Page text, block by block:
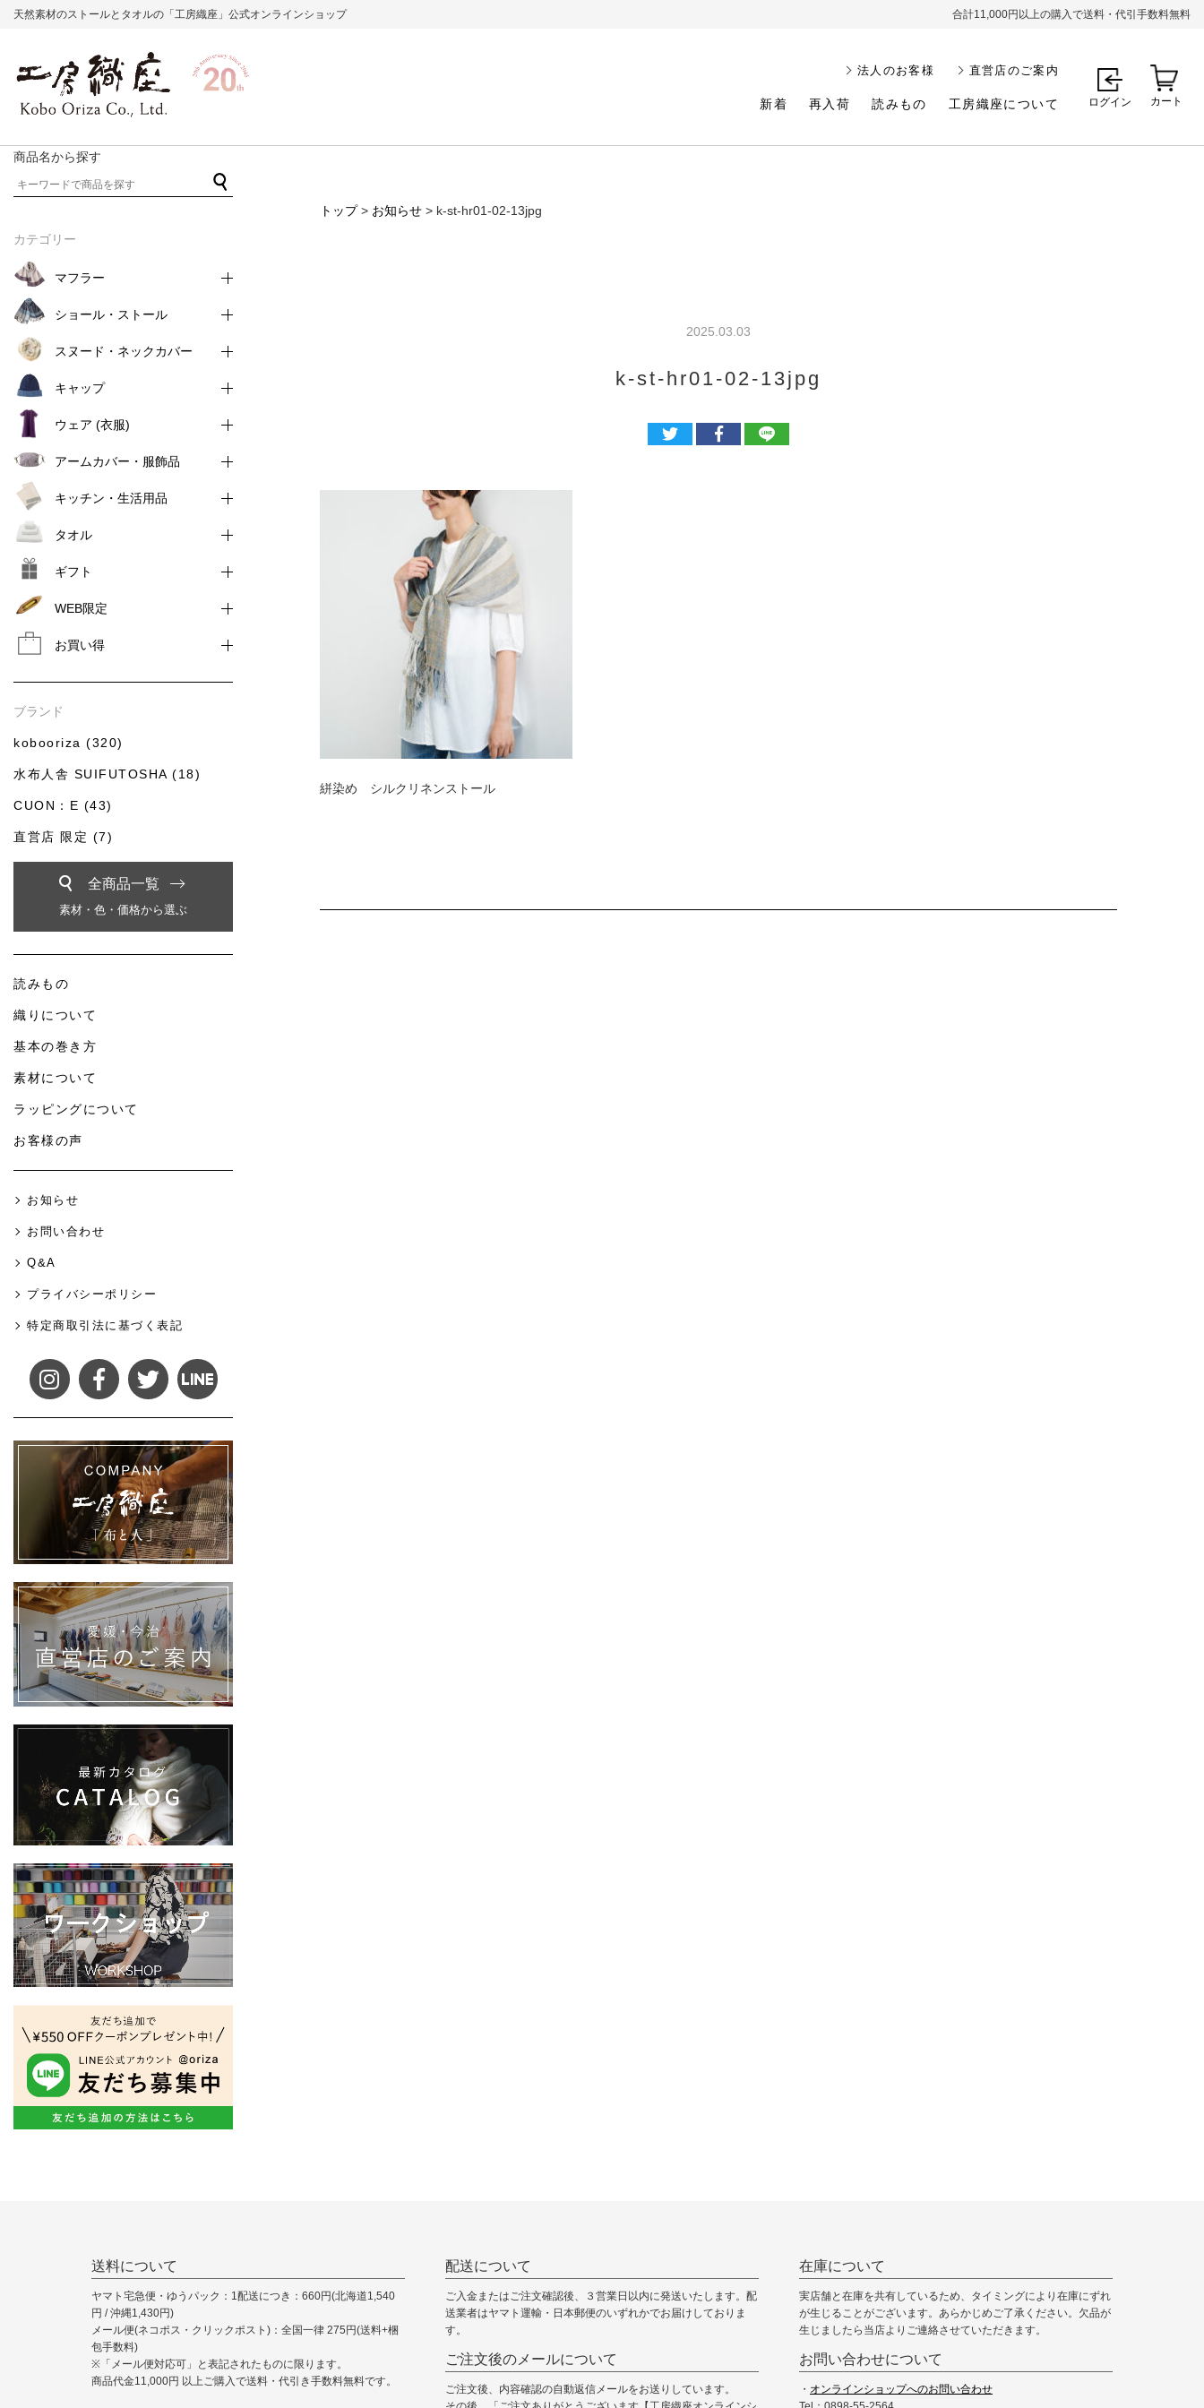
天然素材のストールとタオルの「工房織座」公式オンラインショップ 合計11,000円以上の購入で送料・代引手数料無料
新着 再入荷 読みもの 工房織座について
法人のお客様 直営店のご案内
ログイン カート
トップ> お知らせ > k-st-hr01-02-13jpg
2025.03.03
k-st-hr01-02-13jpg
絣染め シルクリネンストール
商品名から探す
カテゴリー
マフラー
ショール・ストール
スヌード・ネックカバー
キャップ
ウェア (衣服)
アームカバー・服飾品
キッチン・生活用品
タオル
ギフト
WEB限定
お買い得
ブランド
kobooriza (320)
水布人舎 SUIFUTOSHA (18)
CUON：E (43)
直営店 限定 (7)
全商品一覧
素材・色・価格から選ぶ
読みもの
織りについて
基本の巻き方
素材について
ラッピングについて
お客様の声
お知らせ
お問い合わせ
Q&A
プライバシーポリシー
特定商取引法に基づく表記
送料について
ヤマト宅急便・ゆうパック：1配送につき：660円(北海道1,540
円 / 沖縄1,430円)
メール便(ネコポス・クリックポスト)：全国一律 275円(送料+梱
包手数料)
※「メール便対応可」と表記されたものに限ります。
商品代金11,000円 以上ご購入で送料・代引き手数料無料です。
配送について
ご入金またはご注文確認後、３営業日以内に発送いたします。配
送業者はヤマト運輸・日本郵便のいずれかでお届けしておりま
す。
ご注文後のメールについて
ご注文後、内容確認の自動返信メールをお送りしています。
在庫について
実店舗と在庫を共有しているため、タイミングにより在庫にずれ
が生じることがございます。あらかじめご了承ください。欠品が
生じましたら当店よりご連絡させていただきます。
お問い合わせについて
・ オンラインショップへのお問い合わせ